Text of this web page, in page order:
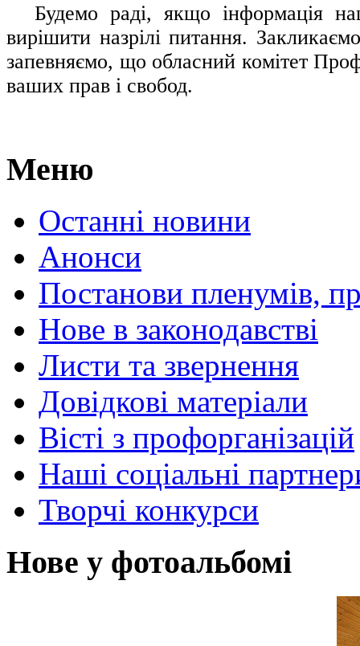
Будемо раді, якщо інформація
вирішити назрілі питання.
запевняємо, що обласний комітет
ваших прав і свобод.
Меню
Останні новини
Анонси
Постанови пленумів,
Нове в законодавстві
Листи та звернення
Довідкові матеріали
Вісті з профорганізацій
Наші соціальні
Творчі конкурси
Нове у фотоальбомі